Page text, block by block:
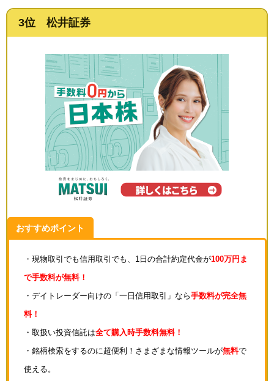
3位 松井証券
おすすめポイント
・現物取引でも信用取引でも、1日の合計約定代金が100万円ま
で手数料が無料！
・デイトレーダー向けの「一日信用取引」なら手数料が完全無
料！
・取扱い投資信託は全て購入時手数料無料！
・銘柄検索をするのに超便利！さまざまな情報ツールが無料で
使える。